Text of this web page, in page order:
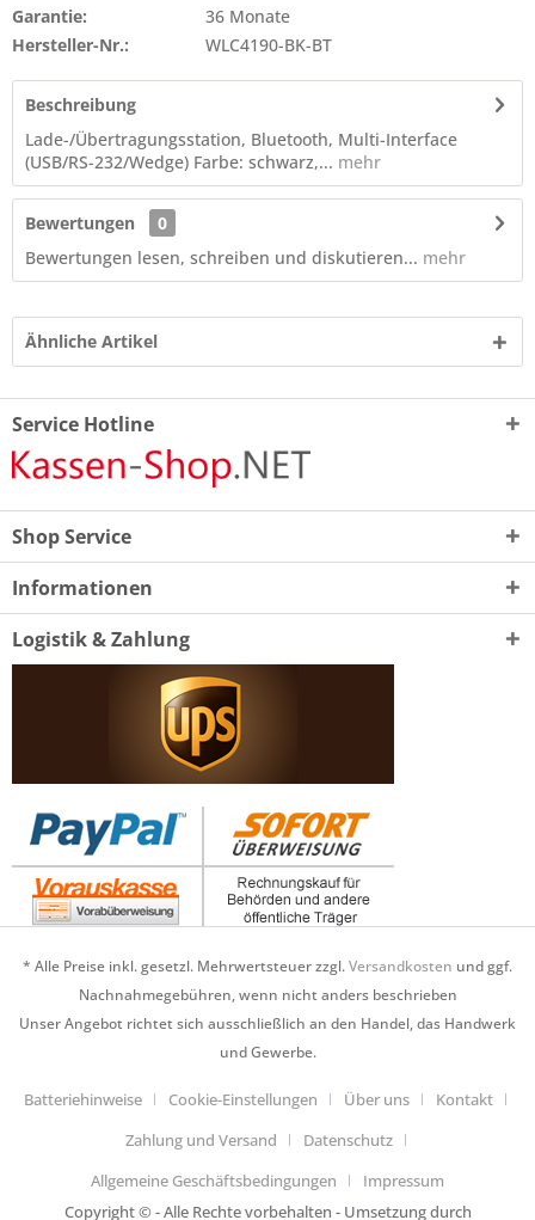
Garantie:
36 Monate
Hersteller-Nr.:
WLC4190-BK-BT
Beschreibung
Lade-/Übertragungsstation, Bluetooth, Multi-Interface
(USB/RS-232/Wedge) Farbe: schwarz,... mehr
Bewertungen
0
Bewertungen lesen, schreiben und diskutieren... mehr
Ähnliche Artikel
Service Hotline
Shop Service
Informationen
Logistik & Zahlung
* Alle Preise inkl. gesetzl. Mehrwertsteuer zzgl.Versandkosten und ggf.
Nachnahmegebühren, wenn nicht anders beschrieben
Unser Angebot richtet sich ausschließlich an den Handel, das Handwerk
und Gewerbe.
Batteriehinweise Cookie-Einstellungen Über uns
Kontakt
Zahlung und Versand
Datenschutz
Allgemeine Geschäftsbedingungen
Impressum
Copyright © - Alle Rechte vorbehalten - Umsetzung durch